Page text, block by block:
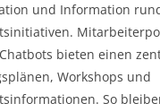
und Information
bieten einen
Workshops und
So